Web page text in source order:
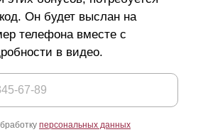
Он будет выслан на
телефона вместе с
в видео.
персональных данных